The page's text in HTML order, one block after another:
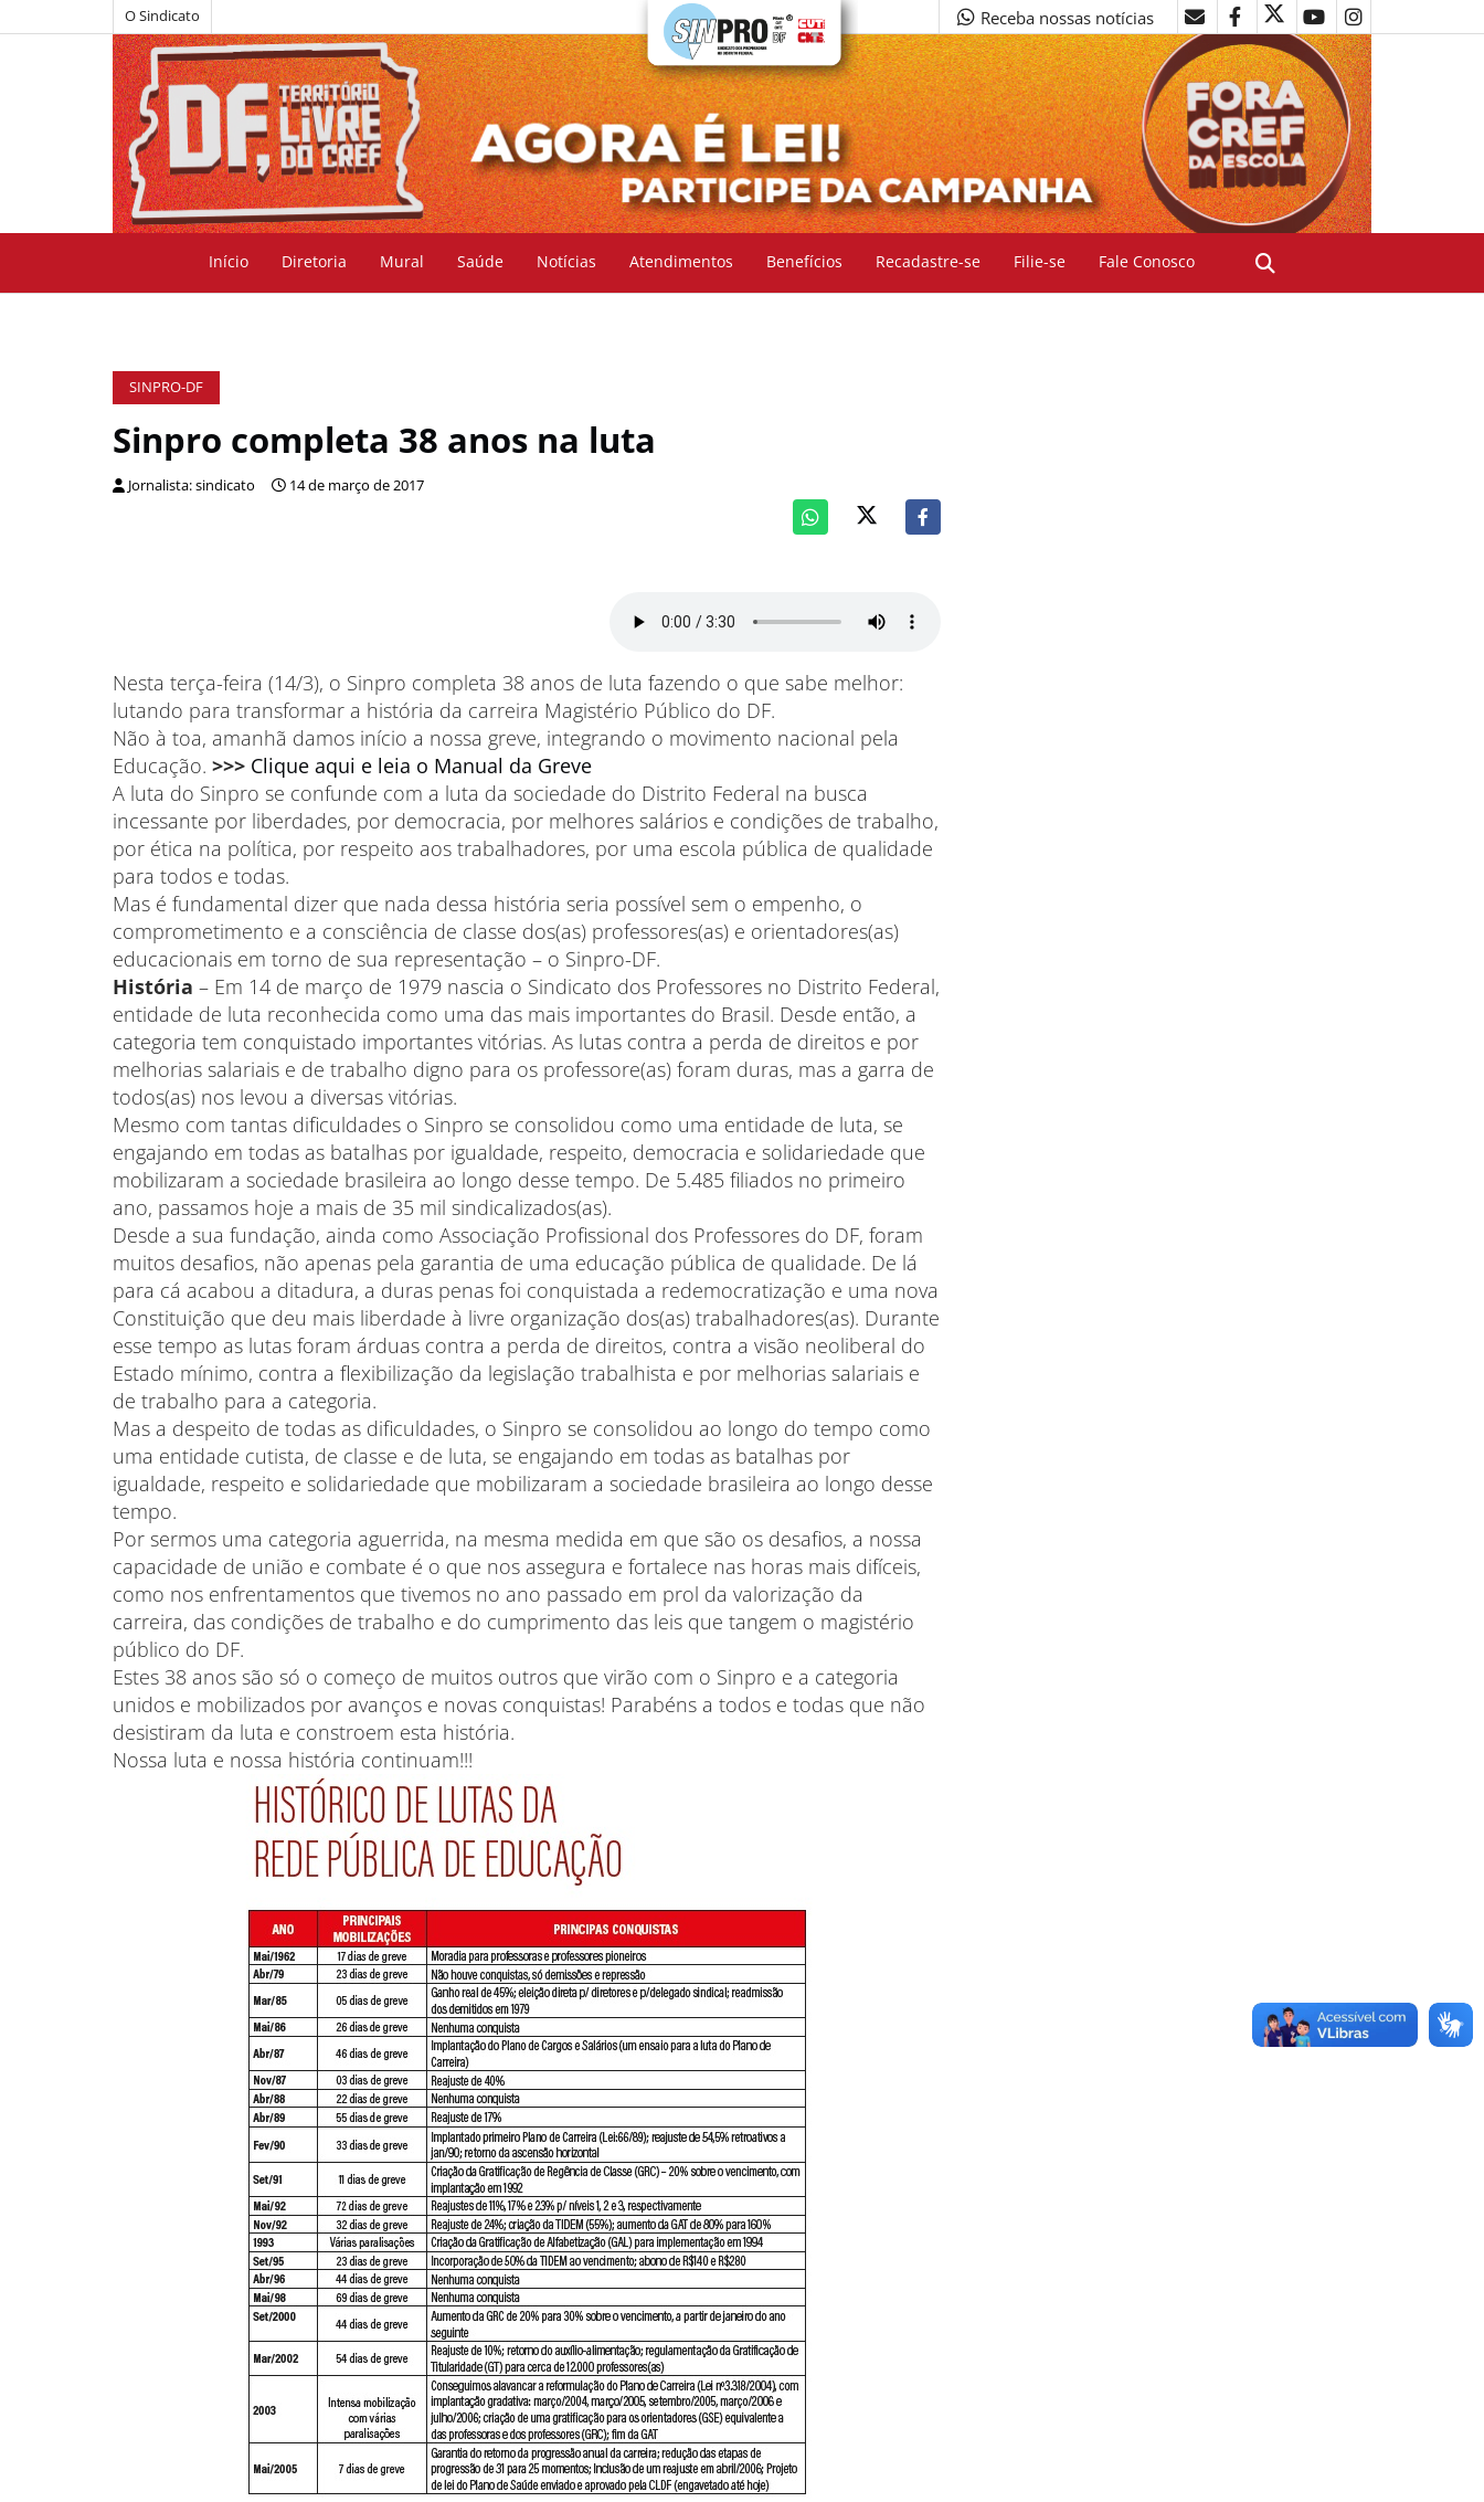
O Sindicato Receba nossas notícias
Início Diretoria Mural Saúde Notícias Atendimentos Benefícios Recadastre-se Filie-se Fale Conosco
SINPRO-DF
Sinpro completa 38 anos na luta
Jornalista: sindicato 14 de março de 2017
Nesta terça-feira (14/3), o Sinpro completa 38 anos de luta fazendo o que sabe melhor:
lutando para transformar a história da carreira Magistério Público do DF.
Não à toa, amanhã damos início a nossa greve, integrando o movimento nacional pela
Educação. >>> Clique aqui e leia o Manual da Greve
A luta do Sinpro se confunde com a luta da sociedade do Distrito Federal na busca
incessante por liberdades, por democracia, por melhores salários e condições de trabalho,
por ética na política, por respeito aos trabalhadores, por uma escola pública de qualidade
para todos e todas.
Mas é fundamental dizer que nada dessa história seria possível sem o empenho, o
comprometimento e a consciência de classe dos(as) professores(as) e orientadores(as)
educacionais em torno de sua representação – o Sinpro-DF.
História – Em 14 de março de 1979 nascia o Sindicato dos Professores no Distrito Federal,
entidade de luta reconhecida como uma das mais importantes do Brasil. Desde então, a
categoria tem conquistado importantes vitórias. As lutas contra a perda de direitos e por
melhorias salariais e de trabalho digno para os professore(as) foram duras, mas a garra de
todos(as) nos levou a diversas vitórias.
Mesmo com tantas dificuldades o Sinpro se consolidou como uma entidade de luta, se
engajando em todas as batalhas por igualdade, respeito, democracia e solidariedade que
mobilizaram a sociedade brasileira ao longo desse tempo. De 5.485 filiados no primeiro
ano, passamos hoje a mais de 35 mil sindicalizados(as).
Desde a sua fundação, ainda como Associação Profissional dos Professores do DF, foram
muitos desafios, não apenas pela garantia de uma educação pública de qualidade. De lá
para cá acabou a ditadura, a duras penas foi conquistada a redemocratização e uma nova
Constituição que deu mais liberdade à livre organização dos(as) trabalhadores(as). Durante
esse tempo as lutas foram árduas contra a perda de direitos, contra a visão neoliberal do
Estado mínimo, contra a flexibilização da legislação trabalhista e por melhorias salariais e
de trabalho para a categoria.
Mas a despeito de todas as dificuldades, o Sinpro se consolidou ao longo do tempo como
uma entidade cutista, de classe e de luta, se engajando em todas as batalhas por
igualdade, respeito e solidariedade que mobilizaram a sociedade brasileira ao longo desse
tempo.
Por sermos uma categoria aguerrida, na mesma medida em que são os desafios, a nossa
capacidade de união e combate é o que nos assegura e fortalece nas horas mais difíceis,
como nos enfrentamentos que tivemos no ano passado em prol da valorização da
carreira, das condições de trabalho e do cumprimento das leis que tangem o magistério
público do DF.
Estes 38 anos são só o começo de muitos outros que virão com o Sinpro e a categoria
unidos e mobilizados por avanços e novas conquistas! Parabéns a todos e todas que não
desistiram da luta e constroem esta história.
Nossa luta e nossa história continuam!!!